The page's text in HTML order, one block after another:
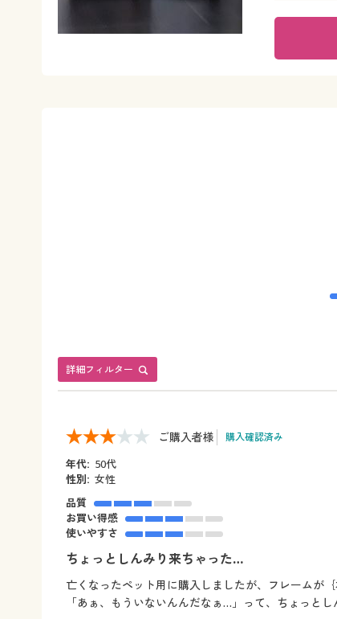
詳細フィルター
ご購入者様 購入確認済み
年代: 50代
性別: 女性
品質
お買い得感
使いやすさ
ちょっとしんみり来ちゃった…
亡くなったペット用に購入しましたが、フレームが
「あぁ、もういないんんだなぁ…」って、ちょっとし